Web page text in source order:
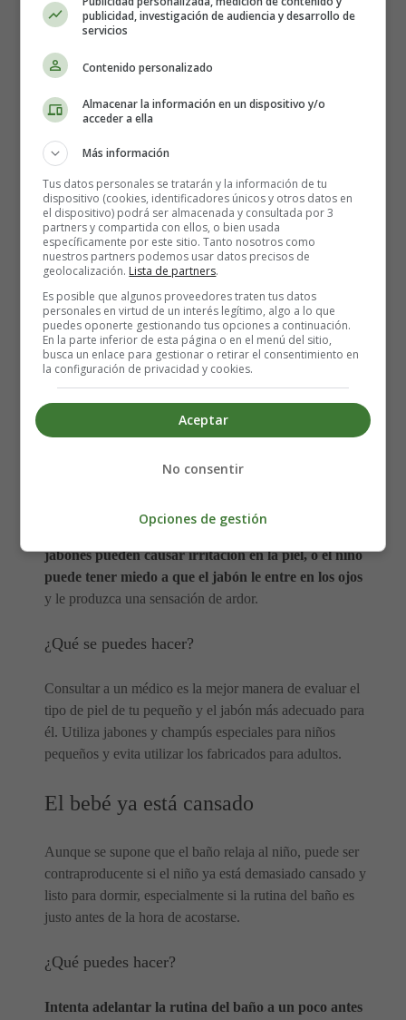
acostumbre a ella.
Puedes comprarlo aquí ⇓
Error: Your account does not currently meet the
Advertising API.
Hambre
El hambre puede ser otra razón para que tu bebé llore
durante el baño.Si tu bebé necesita comer, es probable
que se irrite, especialmente durante el baño.
¿Qué puedes hacer?
Es esencial alimentar al bebé y esperar entre 30 y 45
minutos antes de bañarlo para que pueda digerir la
comida.
jabones pueden causar irritación en la piel, o el niño
puede tener miedo a que el jabón le entre en los ojos
y le produzca una sensación de ardor.
¿Qué se puedes hacer?
Consultar a un médico es la mejor manera de evaluar el
tipo de piel de tu pequeño y el jabón más adecuado para
él. Utiliza jabones y champús especiales para niños
pequeños y evita utilizar los fabricados para adultos.
El bebé ya está cansado
Aunque se supone que el baño relaja al niño, puede ser
contraproducente si el niño ya está demasiado cansado y
listo para dormir, especialmente si la rutina del baño es
justo antes de la hora de acostarse.
¿Qué puedes hacer?
Intenta adelantar la rutina del baño a un poco antes
publicidad, investigación de audiencia y desarrollo de
servicios
Contenido personalizado
Almacenar la información en un dispositivo y/o
acceder a ella
Más información
Tus datos personales se tratarán y la información de tu
dispositivo (cookies, identificadores únicos y otros datos en
el dispositivo) podrá ser almacenada y consultada por 3
partners y compartida con ellos, o bien usada
específicamente por este sitio. Tanto nosotros como
nuestros partners podemos usar datos precisos de
geolocalización. Lista de partners.
Es posible que algunos proveedores traten tus datos
personales en virtud de un interés legítimo, algo a lo que
puedes oponerte gestionando tus opciones a continuación.
En la parte inferior de esta página o en el menú del sitio,
busca un enlace para gestionar o retirar el consentimiento en
la configuración de privacidad y cookies.
Aceptar
No consentir
Opciones de gestión